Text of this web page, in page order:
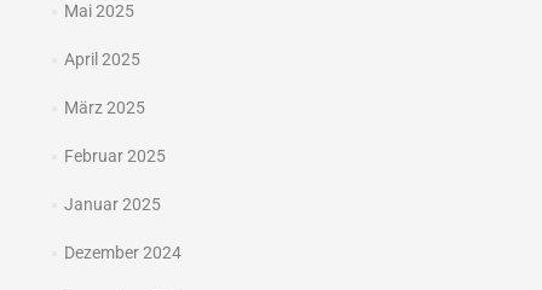
Mai 2025
April 2025
März 2025
Februar 2025
Januar 2025
Dezember 2024